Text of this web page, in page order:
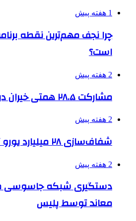
1 هفته پیش
چرا نجف مهم‌ترین نقطه
است؟
2 هفته پیش
مشارکت ۲۸.۵ همتی خیران در مدرسه‌سازی
2 هفته پیش
شفاف‌سازی ۲۸ میلیارد یورو تعهدات ارزی
2 هفته پیش
دستگیری شبکه جاسوسی
معاند توسط پلیس